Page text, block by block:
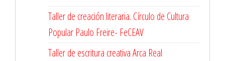
Taller de creación literaria. Círculo de Cultura
Popular Paulo Freire- FeCEAV
Taller de escritura creativa Arca Real